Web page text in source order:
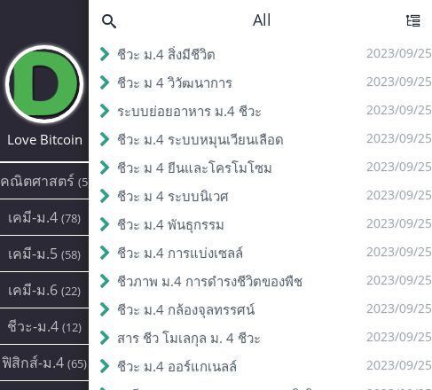
Love Bitcoin
คณิตศาสตร์ (5)
เคมี-ม.4 (78)
เคมี-ม.5 (58)
เคมี-ม.6 (22)
ชีวะ-ม.4 (12)
ฟิสิกส์-ม.4 (65)
All
ชีวะ ม.4 สิ่งมีชีวิต 2023/09/25
ชีวะ ม 4 วิวัฒนาการ 2023/09/25
ระบบย่อยอาหาร ม.4 ชีวะ 2023/09/25
ชีวะ ม.4 ระบบหมุนเวียนเลือด 2023/09/25
ชีวะ ม 4 ยีนและโครโมโซม 2023/09/25
ชีวะ ม 4 ระบบนิเวศ 2023/09/25
ชีวะ ม.4 พันธุกรรม 2023/09/25
ชีวะ ม.4 การแบ่งเซลล์ 2023/09/25
ชีวภาพ ม.4 การดํารงชีวิตของพืช 2023/09/25
ชีวะ ม.4 กล้องจุลทรรศน์ 2023/09/25
สาร ชีว โมเลกุล ม. 4 ชีวะ 2023/09/25
ชีวะ ม.4 ออร์แกเนลล์ 2023/09/25